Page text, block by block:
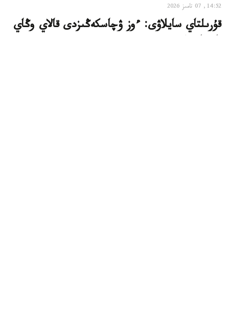
14:52, 07 تامىز 2026
قۇرىلتاي سايلاۋى: ءوز ۋچاسكەڭىزدى قالاي وڭاي